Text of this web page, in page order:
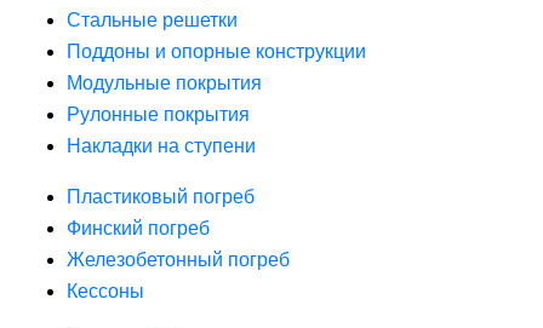
Стальные решетки
Поддоны и опорные конструкции
Модульные покрытия
Рулонные покрытия
Накладки на ступени
Пластиковый погреб
Финский погреб
Железобетонный погреб
Кессоны